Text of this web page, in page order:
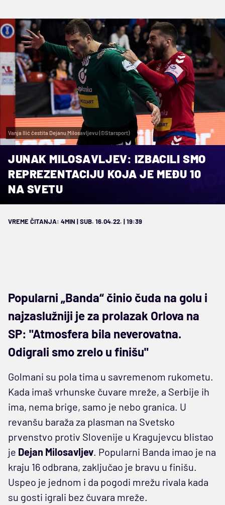
Vanja Ilić čestita Dejanu Milosavljevu (©Starsport)
JUNAK MILOSAVLJEV: IZBACILI SMO
REPREZENTACIJU KOJA JE MEĐU 10
NA SVETU
VREME ČITANJA: 4MIN | SUB. 16.04.22. | 19:39
Popularni „Banda“ činio čuda na golu i
najzaslužniji je za prolazak Orlova na
SP: "Atmosfera bila neverovatna.
Odigrali smo zrelo u finišu"
Golmani su pola tima u savremenom rukometu.
Kada imaš vrhunske čuvare mreže, a Serbije ih
ima, nema brige, samo je nebo granica. U
revanšu baraža za plasman na Svetsko
prvenstvo protiv Slovenije u Kragujevcu blistao
je Dejan Milosavljev. Popularni Banda imao je na
kraju 16 odbrana, zaključao je bravu u finišu.
Uspeo je jednom i da pogodi mrežu rivala kada
su gosti igrali bez čuvara mreže.